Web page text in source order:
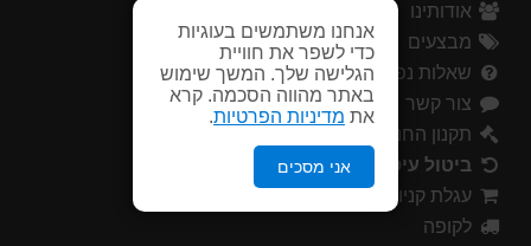
אנחנו משתמשים בעוגיות
כדי לשפר את חוויית
הגלישה שלך. המשך שימוש
באתר מהווה הסכמה. קרא
את מדיניות הפרטיות
אני מסכים
אודותינו
מבצעים
שאלות נפוצות
צור קשר
תקנון החנות
ביטול עיסקה
עגלת קניות
לקופה